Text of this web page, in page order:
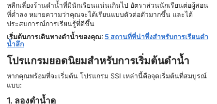
หลีกเลี่ยงร้านดำน้ำที่มีนักเรียนแน่นเกินไป อัตราส่วนนักเรียนต่อผู้สอน
ที่ต่ำลง หมายความว่าคุณจะได้เรียนแบบตัวต่อตัวมากขึ้น และได้
ประสบการณ์การเรียนรู้ที่ดีขึ้น
เริ่มต้นการเดินทางดำน้ำของคุณ: 5 สถานที่ที่น่าทึ่งสำหรับการเรียนดำ
น้ำลึก
โปรแกรมยอดนิยมสำหรับการเริ่มต้นดำน้ำ
หากคุณพร้อมที่จะเริ่มต้น โปรแกรม SSI เหล่านี้คือจุดเริ่มต้นที่สมบูรณ์
แบบ:
1. ลองดำน้ำดู